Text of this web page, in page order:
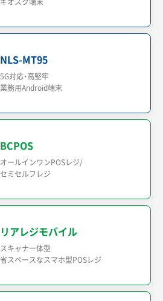
キオスク端末
NLS-MT95
5G対応・高堅牢
業務用Android端末
BCPOS
オールインワンPOSレジ/
セミセルフレジ
リアレジモバイル
スキャナ一体型
省スペースなスマホ型POSレジ